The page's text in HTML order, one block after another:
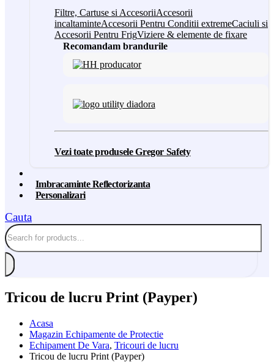
Filtre, Cartuse si AccesoriiAccesorii
incaltaminteAccesorii Pentru Conditii extremeCaciuli si
Accesorii Pentru FrigViziere & elemente de fixare
Recomandam brandurile
Vezi toate produsele Gregor Safety
Imbracaminte Reflectorizanta
Personalizari
Cauta
Tricou de lucru Print (Payper)
Acasa
Magazin Echipamente de Protectie
Echipament De Vara, Tricouri de lucru
Tricou de lucru Print (Payper)